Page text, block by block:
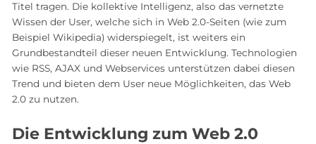
Titel tragen. Die kollektive Intelligenz, also das vernetzte
Wissen der User, welche sich in Web 2.0-Seiten (wie zum
Beispiel Wikipedia) widerspiegelt, ist weiters ein
Grundbestandteil dieser neuen Entwicklung. Technologien
wie RSS, AJAX und Webservices unterstützen dabei diesen
Trend und bieten dem User neue Möglichkeiten, das Web
2.0 zu nutzen.
Die Entwicklung zum Web 2.0